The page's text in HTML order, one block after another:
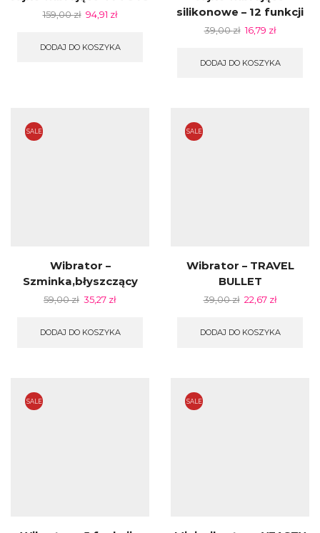
159,00zł 94,91 zł
DODAJ DO KOSZYKA
silikonowe – 12 funkcji
39,00zł 16,79 zł
DODAJ DO KOSZYKA
SALE
Wibrator –
Szminka,błyszczący
59,00zł 35,27 zł
DODAJ DO KOSZYKA
SALE
Wibrator – TRAVEL
BULLET
39,00zł 22,67 zł
DODAJ DO KOSZYKA
SALE SALE